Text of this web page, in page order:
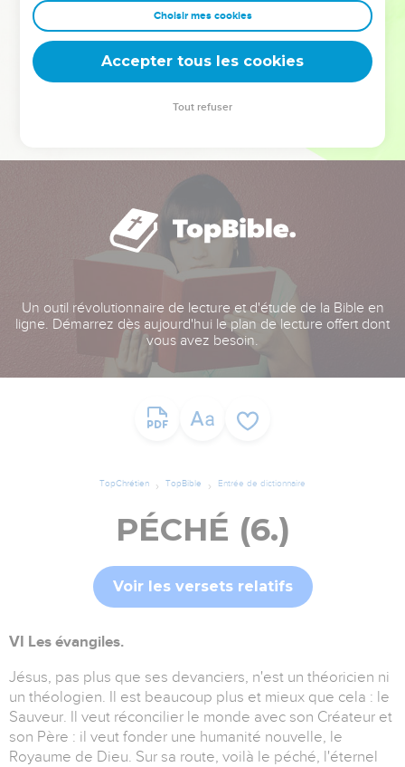
clés pour avancer avec plus de sagesse afin que leurs erreurs
deviennent vos tremplins. Que vous guidiez un ministère, une
équipe, un groupe ou une famille, leur expérience est faite
Un outil révolutionnaire de lecture et d'étude de la Bible en
ligne. Démarrez dès aujourd'hui le plan de lecture offert dont
vous avez besoin.
TopChrétien TopBible Entrée de dictionnaire
PÉCHÉ (6.)
Voir les versets relatifs
VI Les évangiles.
Jésus, pas plus que ses devanciers, n'est un théoricien ni
un théologien. Il est beaucoup plus et mieux que cela : le
Sauveur. Il veut réconcilier le monde avec son Créateur et
son Père : il veut fonder une humanité nouvelle, le
Royaume de Dieu. Sur sa route, voilà le péché, l'éternel
Choisir mes cookies
Accepter tous les cookies
Tout refuser